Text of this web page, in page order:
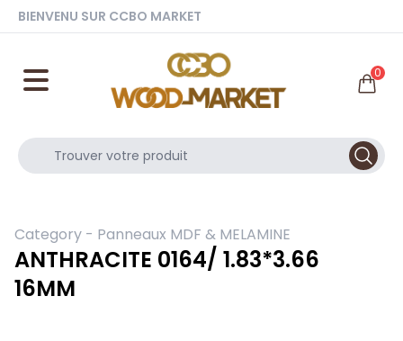
BIENVENU SUR CCBO MARKET
0
Category - Panneaux MDF & MELAMINE
ANTHRACITE 0164/ 1.83*3.66
16MM